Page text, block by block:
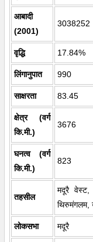
आबादी
(2001)
3038252
वृद्धि 17.84%
लिंगानुपात 990
साक्षरता 83.45
क्षेत्र (वर्ग
कि.मी.)
3676
घनत्व (वर्ग
कि.मी.)
823
तहसील
मदूरै वेस्ट,
थिरुमंगलम,
लोकसभा मदूरै